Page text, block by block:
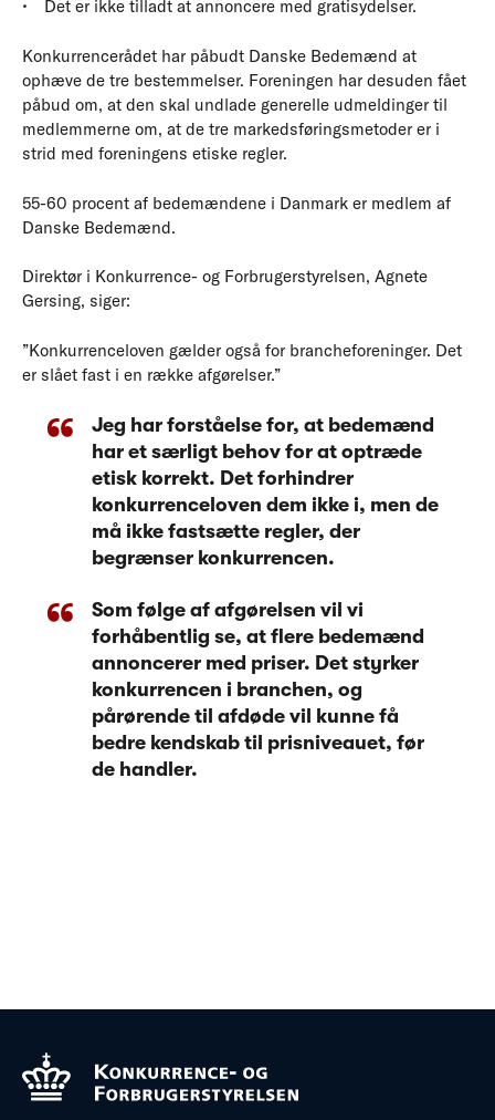
Det er ikke tilladt at annoncere med gratisydelser.
Konkurrencerådet har påbudt Danske Bedemænd at
ophæve de tre bestemmelser. Foreningen har desuden fået
påbud om, at den skal undlade generelle udmeldinger til
medlemmerne om, at de tre markedsføringsmetoder er i
strid med foreningens etiske regler.
55-60 procent af bedemændene i Danmark er medlem af
Danske Bedemænd.
Direktør i Konkurrence- og Forbrugerstyrelsen, Agnete
Gersing, siger:
”Konkurrenceloven gælder også for brancheforeninger. Det
er slået fast i en række afgørelser.”
Jeg har forståelse for, at bedemænd
har et særligt behov for at optræde
etisk korrekt. Det forhindrer
konkurrenceloven dem ikke i, men de
må ikke fastsætte regler, der
begrænser konkurrencen.
Som følge af afgørelsen vil vi
forhåbentlig se, at flere bedemænd
annoncerer med priser. Det styrker
konkurrencen i branchen, og
pårørende til afdøde vil kunne få
bedre kendskab til prisniveauet, før
de handler.